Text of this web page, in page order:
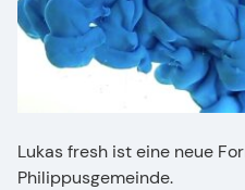
Lukas fresh ist eine neue
Philippusgemeinde.